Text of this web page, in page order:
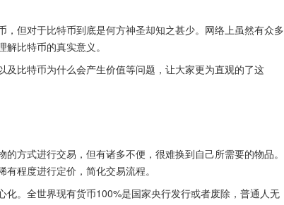
但对于比特币到底是何方神圣却知之甚少。网络上虽然有众多
比特币的真实意义。
比特币为什么会产生价值等问题，让大家更为直观的了这
方式进行交易，但有诸多不便，很难换到自己所需要的物品。
程度进行定价，简化交易流程。
。全世界现有货币100%是国家央行发行或者废除，普通人无